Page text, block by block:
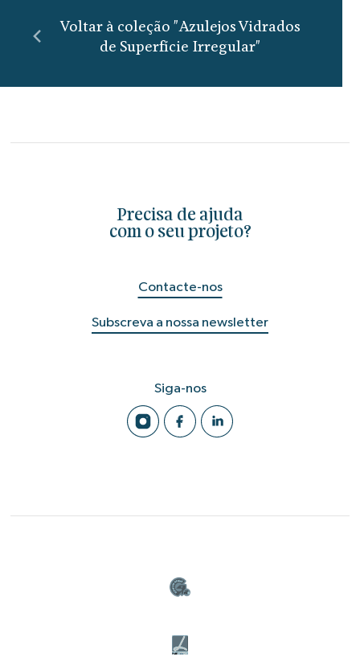
Voltar à coleção "Azulejos Vidrados
de Superfície Irregular"
Precisa de ajuda
com o seu projeto?
Contacte-nos
Subscreva a nossa newsletter
Siga-nos